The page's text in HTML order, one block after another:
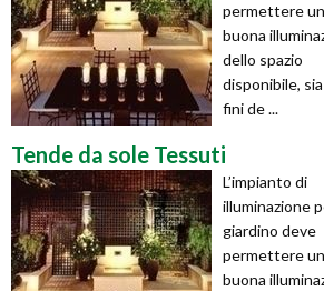
permettere
buona
dello spazio
disponibile,
fini de ...
Tende da sole Tessuti
L’impianto di
illuminazione
giardino deve
permettere
buona